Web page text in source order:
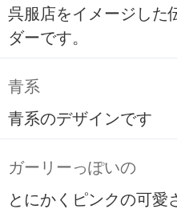
呉服店をイメージした
ダーです。
青系
青系のデザインです
ガーリーっぽいの
とにかくピンクの可愛